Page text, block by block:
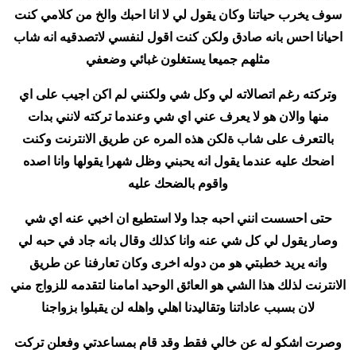
سوف يخرب حياتنا وكان يقول لي لا انا احبك والخ من كلامي كنت
احيانا احس بانه صادق ولكن كنت اقول لنفسي لاتصدقيه انه شاب
مثلهم جميعا يستغلون غبائي وضعفي
وتركته رغم اتصالاته لي وكل شي ولكنني لم اكن اجيب على اي
منها والان هو لا يعرف عني اي شي وعندما تركته لانني بدات
بالتعرف على شاب ةلكن هذه المره عن طريق الانترنت وكنت
اضحك عليه عندما يقول انه يحبني وظل شهرا يقولها وانا اصده
واقوم بالضحك عليه
حتى احسست انني احبه جدا ولا استطيع ان اخبي عنه اي شي
وصار يقول لي كل شي عنه وانا كذلك وقال بانه جاد في حبه لي
وانه يريد خطبتي هو من دوله اخرى وكان تعارفنا عن طريق
الانترنت لذلك هذا الشي هو العائق الوحيد امامنا لتقدمه للزواج مني
لان بسبب عاداتنا وتقاليدنا اهلي واهله لن يقبلوا بزواجنا
وصرت اشكو له عن خالي فقط وقد قام بمساعدتي وفعلن تركت